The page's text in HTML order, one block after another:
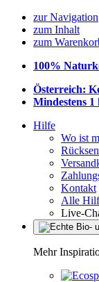
zur Navigation
zum Inhalt
zum
100%
Österreich:
Mindestens 1
Hilfe
Wo ist
Kontakt
Alle
Live-
Mehr